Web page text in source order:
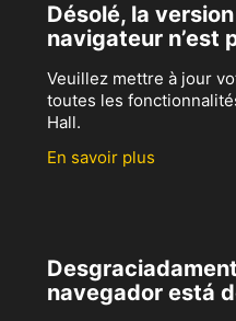
Désolé, la
navigateur n’est
Veuillez mettre à jour
toutes les
Hall.
En savoir plus
navegador está